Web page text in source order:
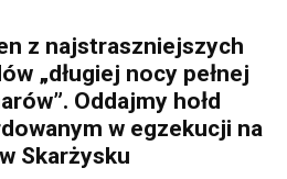
z najstraszniejszych
„długiej nocy pełnej
Oddajmy hołd
w egzekucji na
Skarżysku